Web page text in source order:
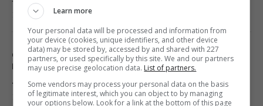
16:30 понеділок, 10 серпня 2026
Дрон із вибухівкою в Лейпцигу: ЗМІ пишуть
про нові деталі інциденту з українським
літаком
16:21 понеділок, 10 серпня 2026
Learn more
Your personal data will be processed and information from
your device (cookies, unique identifiers, and other device
data) may be stored by, accessed by and shared with 227
partners, or used specifically by this site. We and our partners
may use precise geolocation data. List of partners.
Some vendors may process your personal data on the basis
of legitimate interest, which you can object to by managing
your options below. Look for a link at the bottom of this page